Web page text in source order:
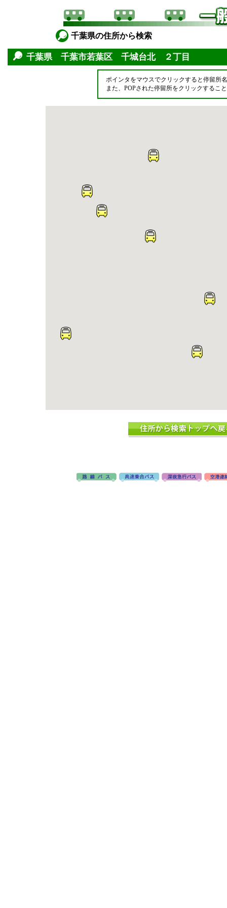
千葉県の住所から検索
千葉県 千葉市若葉区 千城台北 ２丁目
ポインタをマウスでクリックすると停留所
また、POPされた停留所をクリックするこ